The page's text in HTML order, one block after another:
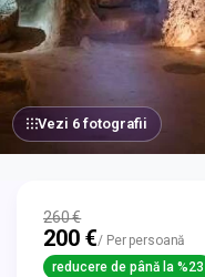
Vezi 6 fotografii
260 €
200 €/ Per persoană
reducere de până la %23